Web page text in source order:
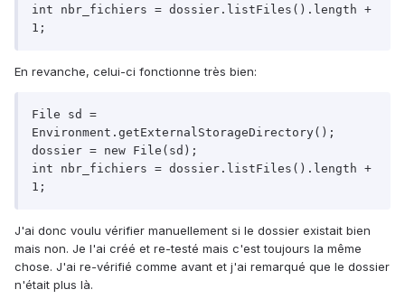
int nbr_fichiers = dossier.listFiles().length +
En revanche, celui-ci fonctionne très bien:
File sd =
Environment.getExternalStorageDirectory();
dossier = new File(sd);
int nbr_fichiers = dossier.listFiles().length +
J'ai donc voulu vérifier manuellement si le dossier existait bien
mais non. Je l'ai créé et re-testé mais c'est toujours la même
chose. J'ai re-vérifié comme avant et j'ai remarqué que le dossier
n'était plus là.